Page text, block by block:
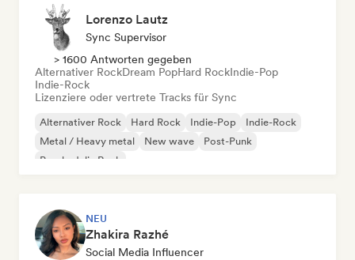
Lorenzo Lautz
Sync Supervisor
> 1600 Antworten gegeben
Alternativer RockDream PopHard RockIndie-Pop
Indie-Rock
Lizenziere oder vertrete Tracks für Sync
Alternativer Rock Hard Rock Indie-Pop
Indie-Rock
Metal / Heavy metal
New wave
Post-Punk
Psychedelic Rock
NEU
Zhakira Razhé
Social Media Influencer